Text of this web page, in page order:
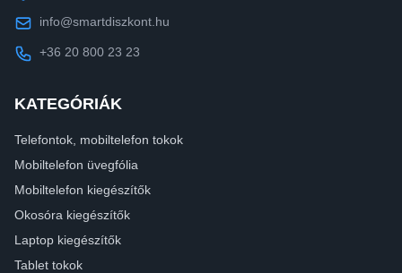
info@smartdiszkont.hu
+36 20 800 23 23
KATEGÓRIÁK
Telefontok, mobiltelefon tokok
Mobiltelefon üvegfólia
Mobiltelefon kiegészítők
Okosóra kiegészítők
Laptop kiegészítők
Tablet tokok